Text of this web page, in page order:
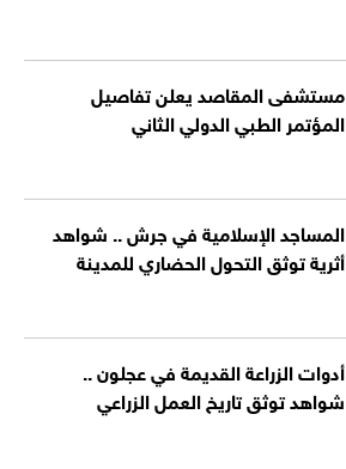
مستشفى المقاصد يعلن تفاصيل
المؤتمر الطبي الدولي الثاني
المساجد الإسلامية في جرش .. شواهد
أثرية توثق التحول الحضاري للمدينة
أدوات الزراعة القديمة في عجلون ..
شواهد توثق تاريخ العمل الزراعي